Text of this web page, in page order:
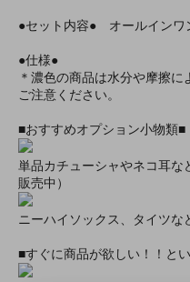
●セット内容● オールインワ
●仕様●
＊濃色の商品は水分や摩擦
ご注意ください。
■おすすめオプション小物類■
単品カチューシャやネコ耳な
販売中）
ニーハイソックス、タイツな
■すぐに商品が欲しい！！と